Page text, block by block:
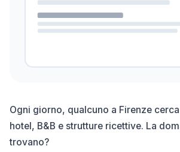
Ogni giorno, qualcuno a Firenze
hotel, B&B e strutture ricettive. La
trovano?